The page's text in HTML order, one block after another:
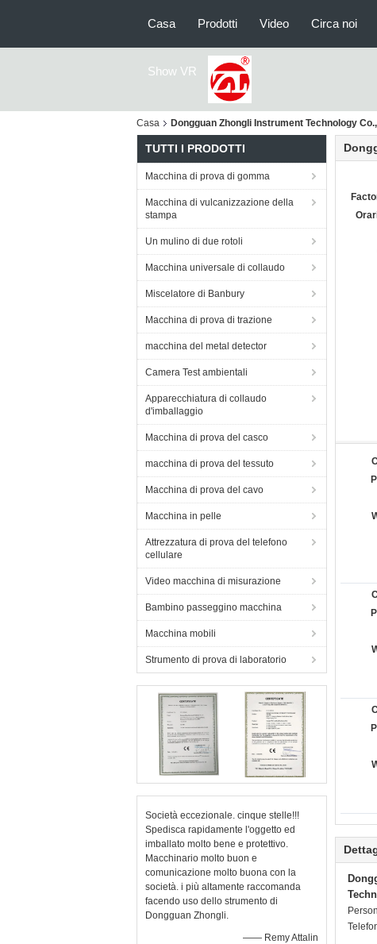
Casa Prodotti Video Circa noi
Show VR
Casa Dongguan Zhongli Instrument Technology
TUTTI I PRODOTTI
Macchina di prova di gomma
Macchina di vulcanizzazione della
stampa
Un mulino di due rotoli
Macchina universale di collaudo
Miscelatore di Banbury
Macchina di prova di trazione
macchina del metal detector
Camera Test ambientali
Apparecchiatura di collaudo
d'imballaggio
Macchina di prova del casco
macchina di prova del tessuto
Macchina di prova del cavo
Macchina in pelle
Attrezzatura di prova del telefono
cellulare
Video macchina di misurazione
Bambino passeggino macchina
Macchina mobili
Strumento di prova di laboratorio
Società eccezionale. cinque stelle!!!
Spedisca rapidamente l'oggetto ed
imballato molto bene e protettivo.
Macchinario molto buon e
comunicazione molto buona con la
società. i più altamente raccomanda
facendo uso dello strumento di
Dongguan Zhongli.
—— Remy Attalin